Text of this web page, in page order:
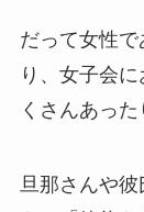
だって女性
り、女子会
くさんあった
旦那さんや彼